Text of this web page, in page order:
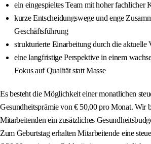
ein eingespieltes Team mit hoher fachlicher
kurze Entscheidungswege und enge
Geschäftsführung
strukturierte Einarbeitung durch die aktuelle
eine langfristige Perspektive in einem
Fokus auf Qualität statt Masse
Es besteht die Möglichkeit einer monatlichen
Gesundheitsprämie von € 50,00 pro Monat. Wir
Mitarbeitenden ein zusätzliches
Zum Geburtstag erhalten Mitarbeitende eine